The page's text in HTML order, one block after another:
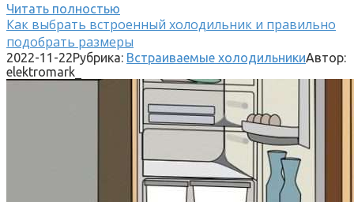
Читать полностью
Как выбрать встроенный холодильник и правильно
подобрать размеры
2022-11-22Рубрика: Встраиваемые холодильникиАвтор:
elektromark_